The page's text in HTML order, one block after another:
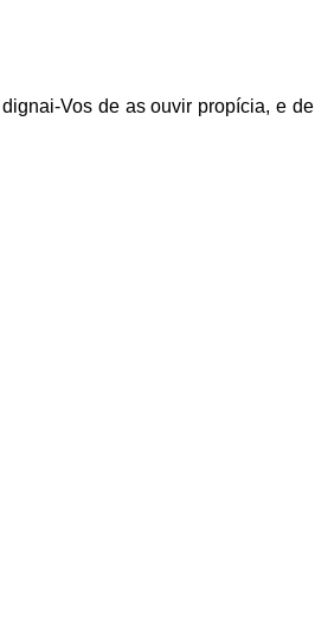
dignai-Vos de as ouvir propícia,e de